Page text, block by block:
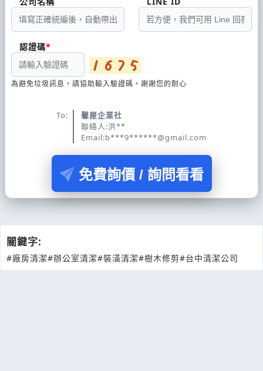
認證碼
為避免垃圾訊息，請協助輸入驗證碼，謝謝您的耐心
To:
馨屋企業社
聯絡人:洪**
Email:b***9******@gmail.com
免費詢價 / 詢問看看
關鍵字:
#廠房清潔#辦公室清潔#裝潢清潔#樹木修剪#台中清潔公司